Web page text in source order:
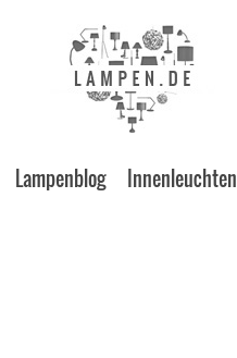
Lampenblog Innenleuchten